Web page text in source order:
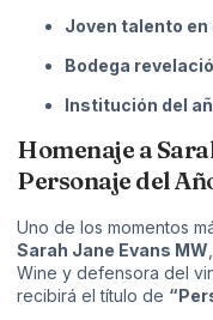
Joven talento
Bodega
Institución del
Homenaje a
Personaje del
Uno de los momentos
Sarah Jane Evans MW
Wine y defensora del
recibirá el título de